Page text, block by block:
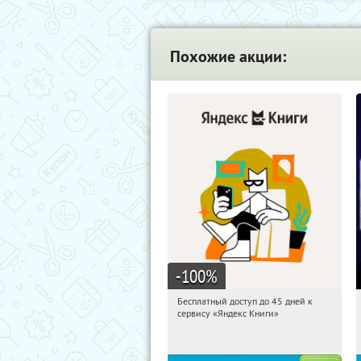
Похожие акции:
-100%
15:50:27
Получи первым!
Бесплатный доступ до 45 дней к
сервису «Яндекс Книги»